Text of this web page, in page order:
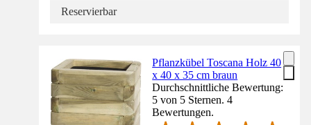
Reservierbar
Pflanzkübel Toscana Holz 40
x 40 x 35 cm braun
Durchschnittliche Bewertung:
5 von 5 Sternen. 4
Bewertungen.